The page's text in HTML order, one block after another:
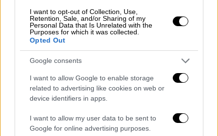
I want to opt-out of Collection, Use,
Retention, Sale, and/or Sharing of my
Personal Data that Is Unrelated with the
Purposes for which it was collected.
Opted Out
Google consents
I want to allow Google to enable storage
related to advertising like cookies on web or
device identifiers in apps.
I want to allow my user data to be sent to
Google for online advertising purposes.
ευρώκαι η τελική επιδότηση υπολογίζεται
στα 700 ευρώ, το υπόλοιπο ποσό των450
ευρώθα καταβληθεί έως τις
Αντίθετα, σε περιοχές με ηπιότερες
καιρικές συνθήκες, όπως η Αθήνα, τα ποσά
του επιδόματος θέρμανσης θα είναι
χαμηλότερα λόγω της μειωμένης
κατανάλωσης.
Ειδικές προθεσμίες για καταχωρήσεις